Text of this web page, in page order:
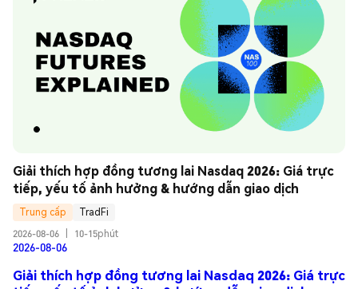
Giải thích hợp đồng tương lai Nasdaq 2026: Giá trực
tiếp, yếu tố ảnh hưởng & hướng dẫn giao dịch
Trung cấp
TradFi
2026-08-06
10-15phút
2026-08-06
Giải thích hợp đồng tương lai Nasdaq 2026: Giá trực